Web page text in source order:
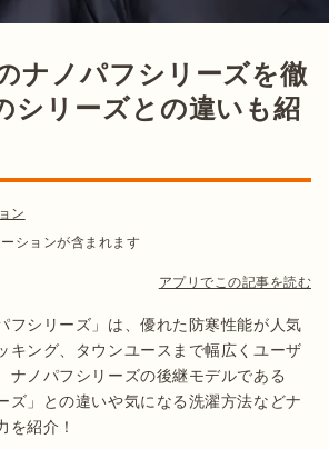
ナノパフシリーズを徹
シリーズとの違いも紹
ン
ションが含まれます
アプリでこの記事を読む
フシリーズ」は、優れた防寒性能が人気
キング、タウンユースまで幅広くユーザ
ナノパフシリーズの後継モデルである
ズ」との違いや気になる洗濯方法などナ
を紹介！